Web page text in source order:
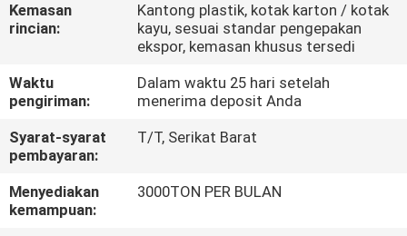
KONTROL
KUALITAS
HUBUNGI
KAMI
BERITA
Kemasan
rincian:
Kantong plastik, kotak karton / kotak
kayu, sesuai standar pengepakan
ekspor, kemasan khusus tersedi
Waktu
pengiriman:
Dalam waktu 25 hari setelah
menerima deposit Anda
Syarat-syarat
pembayaran:
T/T, Serikat Barat
Menyediakan
kemampuan:
3000TON PER BULAN